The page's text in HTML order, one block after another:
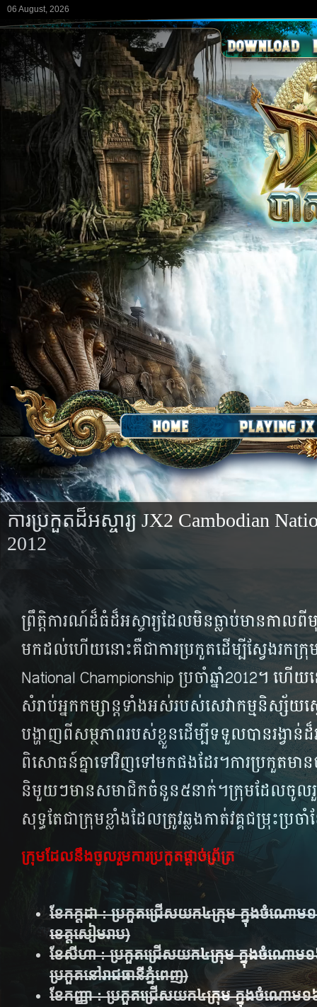
06 August, 2026
ការប្រកួតដ៏អស្ចារ្យ​ JX2 Cambodian
2012
ព្រឹត្តិការណ៍ដ៏ធំដ៏អស្ចារ្យ​ដែល​មិន​ធ្លាប់​មាន​កាល​
មកដល់ហើយនោះគឺ​​ជា​ការ​ប្រកួត​ដើម្បី​ស្វែង​រក​ក្រុ
National Championship ប្រចាំ​ឆ្នាំ2012​។ ហើ
សំរាប់​អ្នក​កម្សាន្ត​ទាំង​អស់​របស់​សេវា​កម្ម​និស្ស័យ​ស្
បង្ហាញ​ពី​សម្ថភាព​របស់​ខ្លួន​ដើម្បី​ទទួល​បាន​រង្វាន់ដ៏
ពិសោធន៍​គ្នា​ទៅ​វិញ​ទៅ​មក​ផង​ដែរ​។ការ​ប្រកួត​មា
និមួយៗ​មាន​សមាជិក​ចំនួន​៥​នាក់។​ក្រុម​ដែល​ចូល​រួ
សុទ្ធតែ​ជា​ក្រុម​ខ្លាំង​ដែល​​ត្រូវ​​ឆ្លង​​កាត់​វគ្គ​​ជម្រុះប្រ
ក្រុមដែលនឹងចូលរួមការប្រកួតផ្តាច់ព្រ័ត្រ
ខែកក្តដា : ប្រកួតជ្រើសយក៤ក្រុម​ ក្នុងចំណោម១
ខេត្តសៀមរាប)
ខែសីហា​ :ប្រកួតជ្រើសយក៤ក្រុម ក្នុងចំណោម
ប្រកួតនៅរាជធានីភ្នំពេញ)
ខែកញ្ញា​ : ប្រកួតជ្រើសយក៤ក្រុម ក្នុងចំណោម១